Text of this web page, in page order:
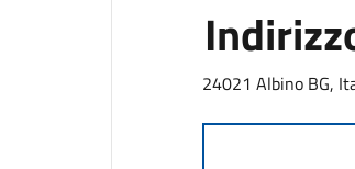
24021 Albino BG,